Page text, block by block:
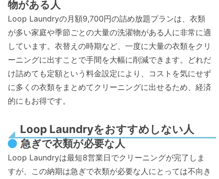
物がある人
Loop Laundryの月額9,700円の詰め放題プランは、衣類
が多い家庭や季節ごとの大量の洗濯物がある人に非常に適
しています。衣替えの時期など、一度に大量の衣類をクリ
ーニングに出すことで手間を大幅に削減できます。どれだ
け詰めても定額という料金設定により、コストを気にせず
に多くの衣類をまとめてクリーニングに出せるため、経済
的にもお得です。
Loop Laundryをおすすめしない人
急ぎで衣類が必要な人
Loop Laundryは最短8営業日でクリーニングが完了しま
すが、この納期は急ぎで衣類が必要な人にとっては不向き